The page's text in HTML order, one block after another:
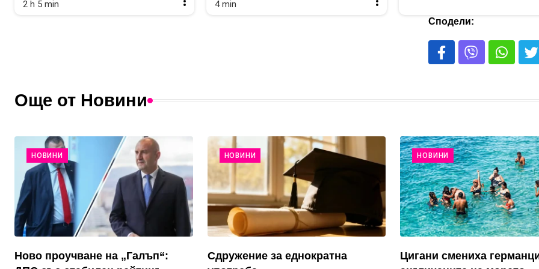
2 h 5 min 4 min
Сподели:
Още от Новини
НОВИНИ
Ново проучване на „Галъп“:
НОВИНИ
Сдружение за еднократна
НОВИНИ
Цигани смениха